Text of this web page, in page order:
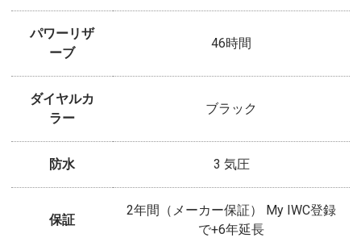
パワーリザ
ーブ
46時間
ダイヤルカ
ラー
ブラック
防水 3 気圧
保証
2年間（メーカー保証） My IWC登録
で+6年延長